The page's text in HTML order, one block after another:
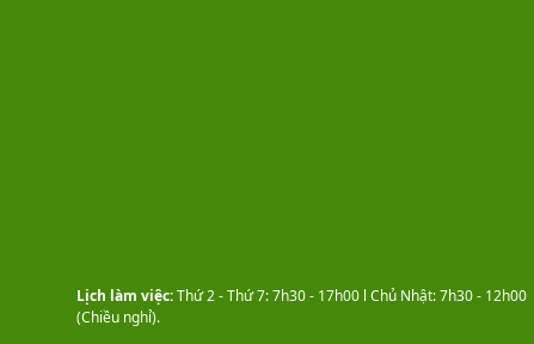
Lịch làm việc:Thứ 2 - Thứ 7: 7h30 - 17h00 l Chủ Nhật: 7h30 - 12h00
(Chiều nghỉ).